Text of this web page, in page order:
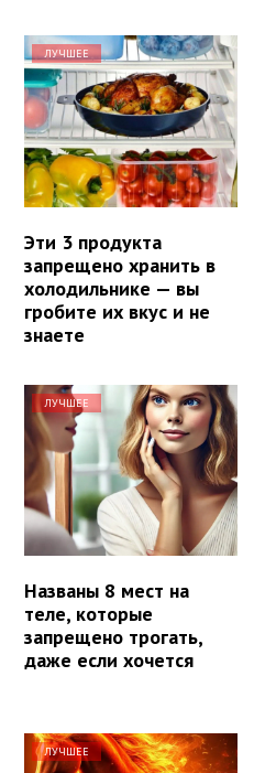
ЛУЧШЕЕ
Эти 3 продукта
запрещено хранить в
холодильнике — вы
гробите их вкус и не
знаете
ЛУЧШЕЕ
Названы 8 мест на
теле, которые
запрещено трогать,
даже если хочется
ЛУЧШЕЕ